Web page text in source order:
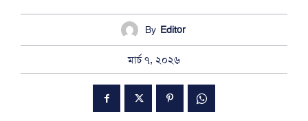
By Editor
মার্চ ৭, ২০২৬